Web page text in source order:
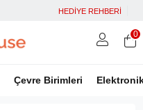
HEDİYE REHBERİ
Çevre Birimleri
0